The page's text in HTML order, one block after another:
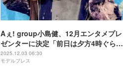
Aぇ! group小島健、12月エンタメプレ
ゼンターに決定「前日は夕方4時ぐらい
に寝ようと思います」【めざましテレ
ビ】
2025.12.03 06:30
モデルプレス